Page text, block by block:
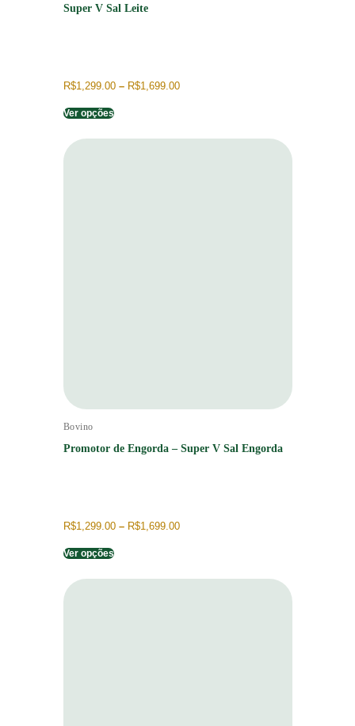
Super V Sal Leite
R$1,299.00 – R$1,699.00
Ver opções
Bovino
Promotor de Engorda – Super V Sal Engorda
R$1,299.00 – R$1,699.00
Ver opções